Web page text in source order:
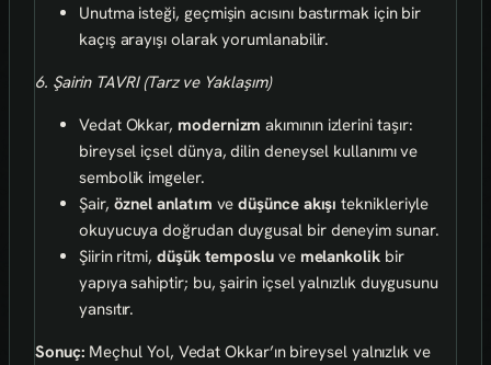
Unutma isteği, geçmişin acısını bastırmak için bir
kaçış arayışı olarak yorumlanabilir.
6. Şairin TAVRI (Tarz ve Yaklaşım)
Vedat Okkar, modernizm akımının izlerini taşır:
bireysel içsel dünya, dilin deneysel kullanımı ve
sembolik imgeler.
Şair, öznel anlatım vedüşünce akışı teknikleriyle
okuyucuya doğrudan duygusal bir deneyim sunar.
Şiirin ritmi, düşük temposluve melankolikbir
yapıya sahiptir; bu, şairin içsel yalnızlık duygusunu
yansıtır.
Sonuç: Meçhul Yol, Vedat Okkar’ın bireysel yalnızlık ve